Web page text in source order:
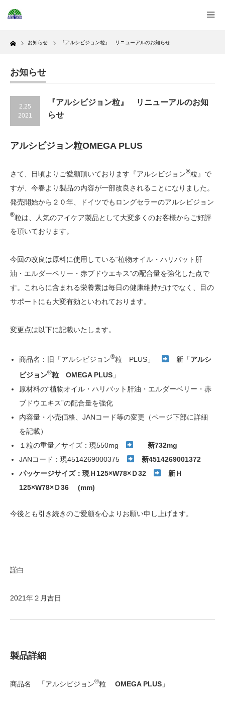
Home お知らせ 『アルシビジョン粒』 リニューアルのお知らせ
お知らせ
2.25
2021
『アルシビジョン粒』 リニューアルのお知
らせ
アルシビジョン粒OMEGA PLUS
さて、日頃よりご愛顧頂いております『アルシビジョン®粒』で
すが、今春より製品の内容が一部改良されることになりました。
発売開始から２０年、ドイツでもロングセラーのアルシビジョン
®粒は、人気のアイケア製品として大変多くのお客様からご好評
を頂いております。
今回の改良は原料に使用している“植物オイル・ハリバット肝
油・エルダーベリー・赤ブドウエキス”の配合量を強化した点で
す。これらに含まれる栄養素は毎日の健康維持だけでなく、目の
サポートにも大変有効といわれております。
変更点は以下に記載いたします。
商品名：旧「アルシビジョン®粒 PLUS」 新「アルシ
ビジョン®粒OMEGA PLUS 」
原材料の“植物オイル・ハリバット肝油・エルダーベリー・赤
ブドウエキス”の配合量を強化
内容量・小売価格、JANコード等の変更（ページ下部に詳細
を記載）
１粒の重量／サイズ：現550mg
新732mg
JANコード：現4514269000375
新4514269001372
パッケージサイズ：現Ｈ125×W78×Ｄ32
新Ｈ
125×W78×Ｄ36(mm)
今後とも引き続きのご愛顧を心よりお願い申し上げます。
謹白
2021年２月吉日
製品詳細
商品名 「アルシビジョン®粒 OMEGA PLUS 」